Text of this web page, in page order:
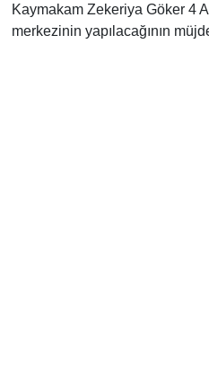
Kaymakam Zekeriya Göker 4
merkezinin yapılacağının